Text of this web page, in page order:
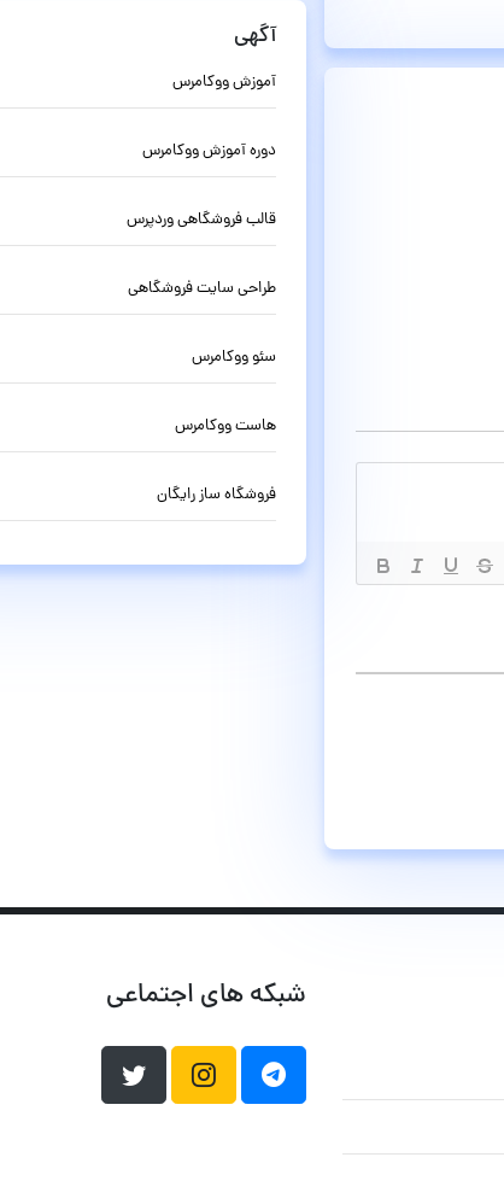
آگهی
آموزش ووکامرس
دوره آموزش ووکامرس
قالب فروشگاهی وردپرس
طراحی سایت فروشگاهی
سئو ووکامرس
هاست ووکامرس
فروشگاه ساز رایگان
شبکه های اجتماعی